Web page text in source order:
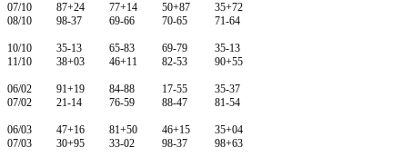
07/10 87+24 77+14 50+87 35+72
08/10 98-37 69-66 70-65 71-64
10/10 35-13 65-83 69-79 35-13
11/10 38+03 46+11 82-53 90+55
06/02 91+19 84-88 17-55 35-37
07/02 21-14 76-59 88-47 81-54
06/03 47+16 81+50 46+15 35+04
07/03 30+95 33-02 98-37 98+63